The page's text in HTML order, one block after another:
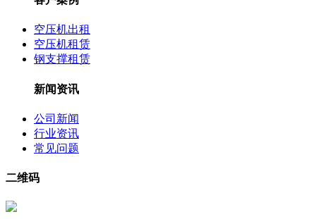
空压机出租
空压机租赁
钢支撑租赁
新闻资讯
公司新闻
行业资讯
常见问题
二维码